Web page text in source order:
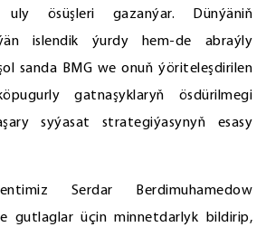
ösüşleri gazanýar. Dünýäniň
islendik ýurdy hem-de abraýly
sanda BMG we onuň ýöriteleşdirilen
gatnaşyklaryň ösdürilmegi
syýasat strategiýasynyň esasy
Serdar Berdimuhamedow
gutlaglar üçin minnetdarlyk bildirip,